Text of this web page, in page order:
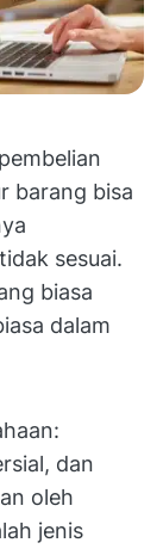
barang bisa
sesuai.
biasa
dalam
dan
oleh
jenis